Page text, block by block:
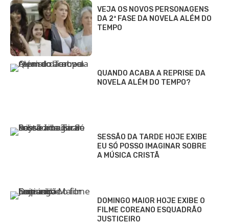
VEJA OS NOVOS PERSONAGENS
DA 2ª FASE DA NOVELA ALÉM DO
TEMPO
QUANDO ACABA A REPRISE DA
NOVELA ALÉM DO TEMPO?
SESSÃO DA TARDE HOJE EXIBE
EU SÓ POSSO IMAGINAR SOBRE
A MÚSICA CRISTÃ
DOMINGO MAIOR HOJE EXIBE O
FILME COREANO ESQUADRÃO
JUSTICEIRO